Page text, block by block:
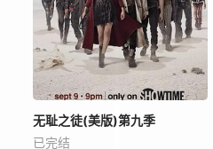
无耻之徒(美版)第九季
已完结